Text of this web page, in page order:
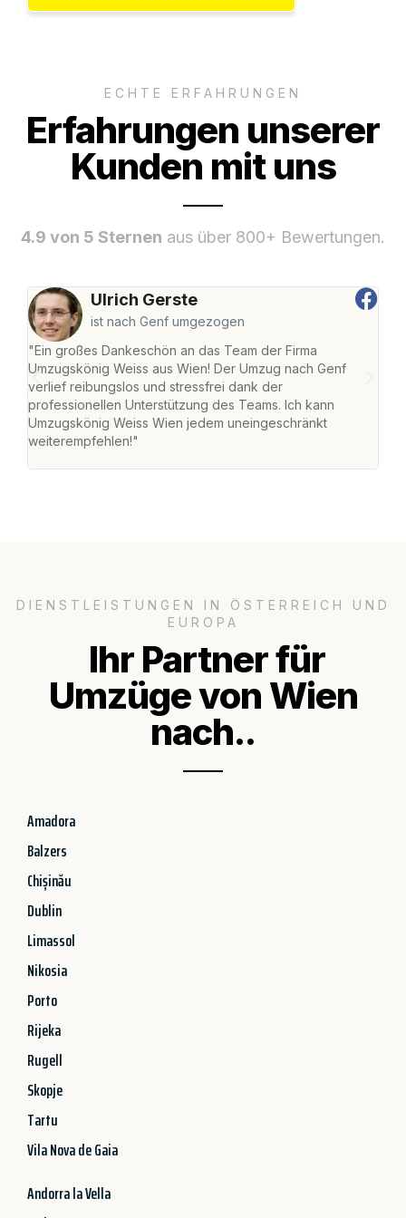
ECHTE ERFAHRUNGEN
Erfahrungen unserer
Kunden mit uns
4.9 von 5 Sternen aus über 800+ Bewertungen.
Ulrich Gerste
ist nach Genf umgezogen
"Ein großes Dankeschön an das Team der Firma
Umzugskönig Weiss aus Wien! Der Umzug nach Genf
verlief reibungslos und stressfrei dank der
professionellen Unterstützung des Teams. Ich kann
Umzugskönig Weiss Wien jedem uneingeschränkt
weiterempfehlen!"
DIENSTLEISTUNGEN IN ÖSTERREICH UND
EUROPA
Ihr Partner für
Umzüge von Wien
nach..
Amadora
Balzers
Chișinău
Dublin
Limassol
Nikosia
Porto
Rijeka
Rugell
Skopje
Tartu
Vila Nova de Gaia
Andorra la Vella